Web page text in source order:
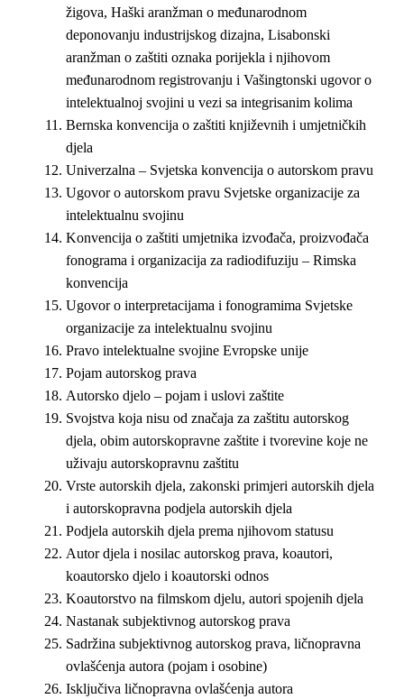
žigova, Haški aranžman o međunarodnom
deponovanju industrijskog dizajna, Lisabonski
aranžman o zaštiti oznaka porijekla i njihovom
međunarodnom registrovanju i Vašingtonski ugovor o
intelektualnoj svojini u vezi sa integrisanim kolima
Bernska konvencija o zaštiti književnih i umjetničkih
djela
Univerzalna – Svjetska konvencija o autorskom pravu
Ugovor o autorskom pravu Svjetske organizacije za
intelektualnu svojinu
Konvencija o zaštiti umjetnika izvođača, proizvođača
fonograma i organizacija za radiodifuziju – Rimska
konvencija
Ugovor o interpretacijama i fonogramima Svjetske
organizacije za intelektualnu svojinu
Pravo intelektualne svojine Evropske unije
Pojam autorskog prava
Autorsko djelo – pojam i uslovi zaštite
Svojstva koja nisu od značaja za zaštitu autorskog
djela, obim autorskopravne zaštite i tvorevine koje ne
uživaju autorskopravnu zaštitu
Vrste autorskih djela, zakonski primjeri autorskih djela
i autorskopravna podjela autorskih djela
Podjela autorskih djela prema njihovom statusu
Autor djela i nosilac autorskog prava, koautori,
koautorsko djelo i koautorski odnos
Koautorstvo na filmskom djelu, autori spojenih djela
Nastanak subjektivnog autorskog prava
Sadržina subjektivnog autorskog prava, ličnopravna
ovlašćenja autora (pojam i osobine)
Isključiva ličnopravna ovlašćenja autora